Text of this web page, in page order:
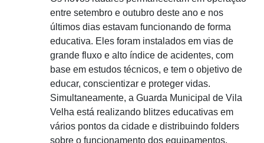
entre setembro e outubro deste ano e nos
últimos dias estavam funcionando de forma
educativa. Eles foram instalados em vias de
grande fluxo e alto índice de acidentes, com
base em estudos técnicos, e tem o objetivo de
educar, conscientizar e proteger vidas.
Simultaneamente, a Guarda Municipal de Vila
Velha está realizando blitzes educativas em
vários pontos da cidade e distribuindo folders
sobre o funcionamento dos equipamentos.